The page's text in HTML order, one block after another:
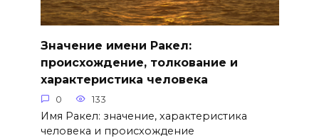
Значение имени Ракел:
происхождение, толкование и
характеристика человека
0 133
Имя Ракел: значение, характеристика
человека и происхождение